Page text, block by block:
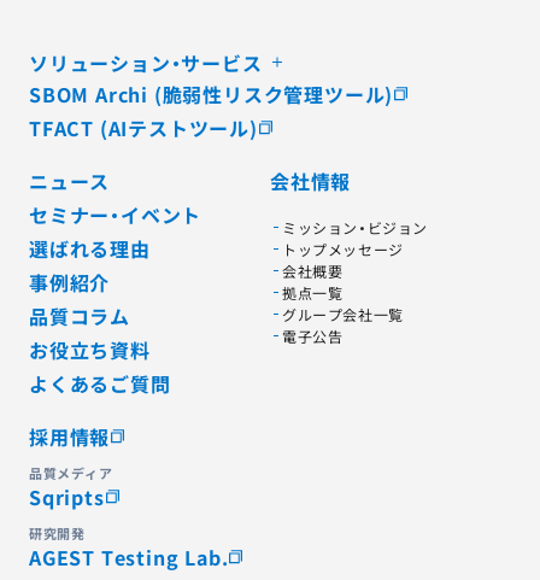
ソリューション・サービス
SBOM Archi (脆弱性リスク管理ツール)
TFACT (AIテストツール)
ニュース
セミナー・イベント
選ばれる理由
事例紹介
品質コラム
お役立ち資料
よくあるご質問
会社情報
ミッション・ビジョン
トップメッセージ
会社概要
拠点一覧
グループ会社一覧
電子公告
採用情報
品質メディア
Sqripts
研究開発
AGEST Testing Lab.